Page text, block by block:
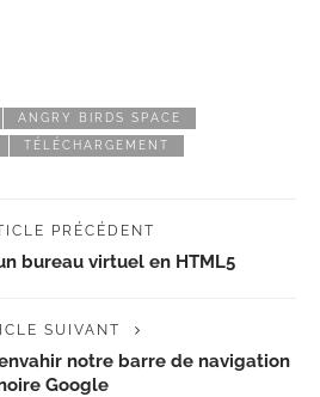
ANGRY BIRDS SPACE
TÉLÉCHARGEMENT
PRÉCÉDENT
bureau virtuel en HTML5
SUIVANT
notre barre de navigation
Google